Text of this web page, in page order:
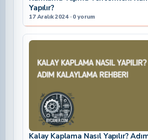
Yapılır?
17 Aralık 2024 · 0 yorum
Kalay Kaplama Nasıl Yapılır?